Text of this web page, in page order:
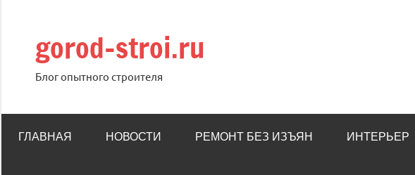
содержимому
gorod-stroi.ru
Блог опытного строителя
ГЛАВНАЯ НОВОСТИ РЕМОНТ БЕЗ ИЗЪЯН ИНТЕРЬЕР